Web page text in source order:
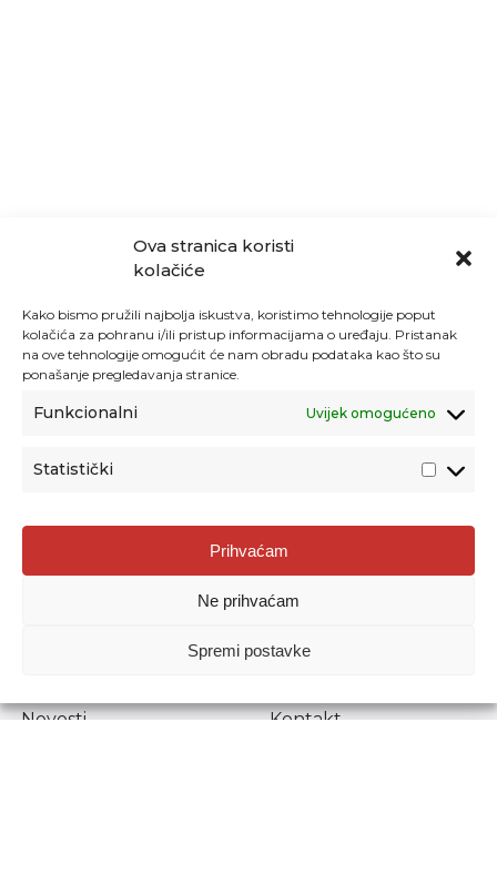
Ova stranica koristi
kolačiće
Kako bismo pružili najbolja iskustva, koristimo tehnologije poput
kolačića za pohranu i/ili pristup informacijama o uređaju. Pristanak
na ove tehnologije omogućit će nam obradu podataka kao što su
ponašanje pregledavanja stranice.
Funkcionalni Uvijek omogućeno
Statistički
Prihvaćam
Ne prihvaćam
Spremi postavke
Agencija za odgoj i obrazovanje
Donje Svetice 38, 10000 Zagreb
1778129
Prenošenje sadržaja dopušteno je uz navođenje izvora.
Novosti
Kontakt